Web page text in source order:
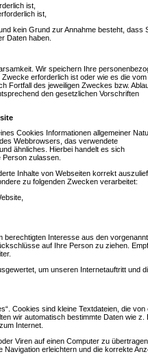
ist,
ist,
kein Grund zur Annahme besteht, dass
Daten haben.
Wir speichern Ihre
erforderlich ist oder wie es die vom
Fortfall des jeweiligen Zweckes bzw.
den gesetzlichen Vorschriften
Cookies Informationen allgemeiner
Webbrowsers, das verwendete
ähnliches. Hierbei handelt es sich
Person zulassen.
Inhalte von Webseiten korrekt
zu folgenden Zwecken verarbeitet:
berechtigten Interesse aus den
auf Ihre Person zu ziehen.
um unseren Internetauftritt und
Cookies sind kleine Textdateien, die von
wir automatisch bestimmte Daten wie z.
Internet.
Viren auf einen Computer zu übertragen.
Navigation erleichtern und die korrekte